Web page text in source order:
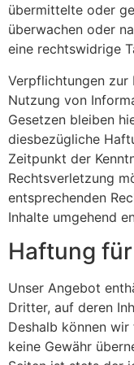
übermittelte oder
überwachen oder
eine rechtswidrige
Verpflichtungen zur
Nutzung von
Gesetzen bleiben
diesbezügliche
Zeitpunkt der
Rechtsverletzung
entsprechenden
Inhalte umgehend
Haftung
Unser Angebot
Dritter, auf deren
Deshalb können
keine Gewähr